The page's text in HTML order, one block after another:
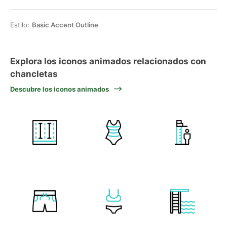
Estilo: Basic Accent Outline
Explora los iconos animados relacionados con
chancletas
Descubre los iconos animados